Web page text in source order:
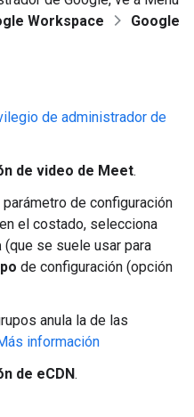
Workspace
Google
de administrador de
de video de Meet.
de configuración
el costado, selecciona
(que se suele usar para
de configuración (opción
anula la de las
información
de eCDN.